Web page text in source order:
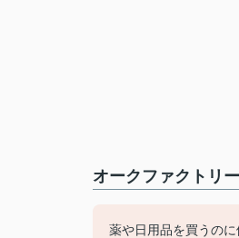
オークファクトリ
薬や日用品を買うの